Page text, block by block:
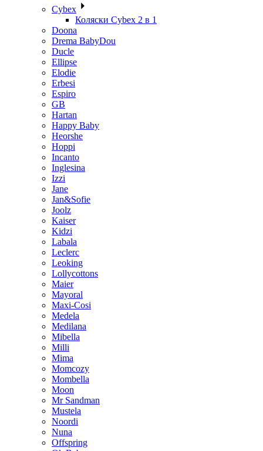
Cybex
Коляски Cybex 2 в 1
Doona
Drema BabyDou
Ducle
Ellipse
Elodie
Erbesi
Espiro
GB
Hartan
Happy Baby
Heorshe
Hoppi
Incanto
Inglesina
Izzi
Jane
Jan&Sofie
Joolz
Kaiser
Kidzi
Labala
Leclerc
Leoking
Lollycottons
Maier
Mayoral
Maxi-Cosi
Medela
Medilana
Mibella
Milli
Mima
Momcozy
Mombella
Moon
Mr Sandman
Mustela
Noordi
Nuna
Offspring